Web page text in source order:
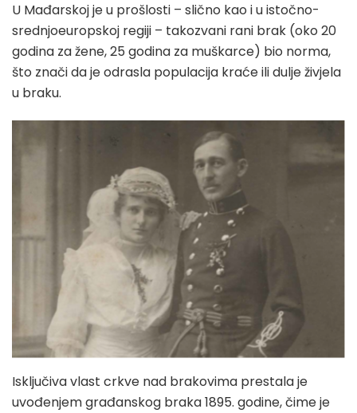
U Mađarskoj je u prošlosti – slično kao i u istočno-
srednjoeuropskoj regiji – takozvani rani brak (oko 20
godina za žene, 25 godina za muškarce) bio norma,
što znači da je odrasla populacija kraće ili dulje živjela
u braku.
Isključiva vlast crkve nad brakovima prestala je
uvođenjem građanskog braka 1895. godine, čime je